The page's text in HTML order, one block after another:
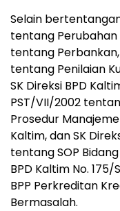
Selain bertentangan
tentang Perubahan
tentang Perbankan,
tentang Penilaian
SK Direksi BPD
PST/VII/2002
Prosedur
Kaltim, dan SK
tentang SOP
BPD Kaltim No.
BPP Perkreditan
Bermasalah.